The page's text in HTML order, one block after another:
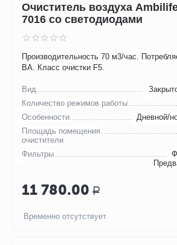
Очиститель воздуха
7016 со светодиодами
Производительность 70 м3/час.
ВА. Класс очистки F5.
Вид
Количество режимов работы
Особенности
Дневной/
Площадь помещения
очистители
Фильтры
11 780.00 Р
Временно отсутствует